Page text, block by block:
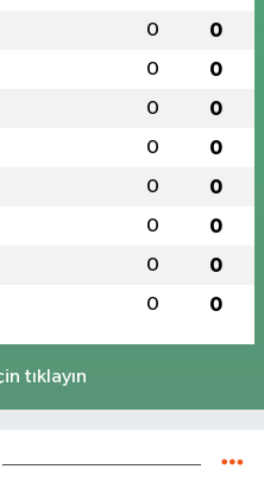
0 0
0 0
0 0
0 0
0 0
0 0
0 0
0 0
tıklayın